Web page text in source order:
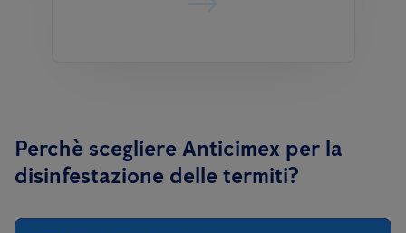
Perchè scegliere Anticimex per la
disinfestazione delle termiti?